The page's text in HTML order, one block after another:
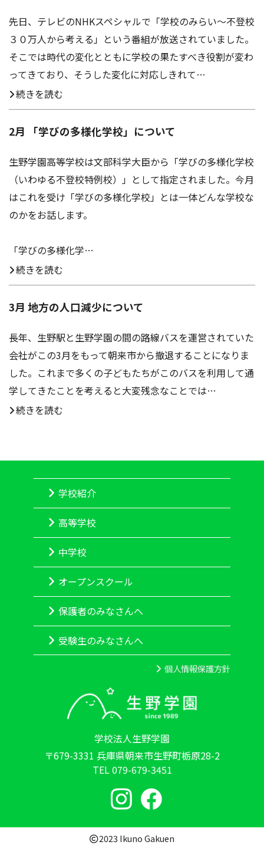
先日、テレビのNHKスペシャルで「学校のみらい〜不登校
３０万人から考える」という番組が放送されていました。
そこでは時代の変化とともに学校の果たすべき役割が変わ
ってきており、そうした変化に対応しきれて…
続きを読む
2月 「学びの多様化学校」について
生野学園高等学校は文部科学大臣から「学びの多様化学校
（いわゆる不登校特例校）」として指定されました。今月
はこれを受け「学びの多様化学校」とは一体どんな学校な
のかをお話します。
「学びの多様化学…
続きを読む
3月 地方の人口減少について
長年、生野駅と生野学園の間の路線バスを運営されていた
会社がこの3月をもって朝来市から撤退することになりま
した。これまで多くの子どもたちがこのバスを利用して通
学してきたことを考えると大変残念なことでは…
続きを読む
学校紹介
高等学校
中学校
オープンスクール
保護者のみなさんへ
受験生のみなさんへ
個人情報保護方針
学校法人生野学園
〒679-3331 兵庫県朝来市生野町栃原28-2
TEL 079-679-3451
2023 Ikuno Gakuen